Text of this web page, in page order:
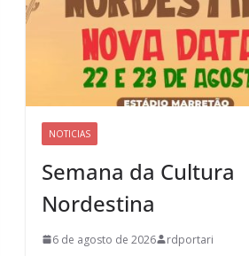
NOTICIAS
Semana da Cultura
Nordestina
6 de agosto de 2026 rdportari